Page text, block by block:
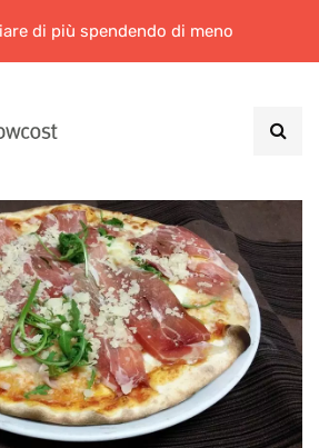
di più spendendo di meno